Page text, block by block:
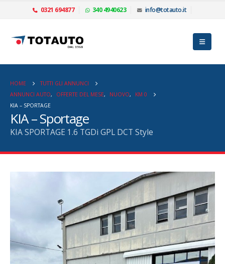
0321 694877 340 4940623 info@totauto.it
HOME
TUTTI GLI ANNUNCI
ANNUNCI AUTO, OFFERTE DEL MESE, NUOVO,
KM 0
KIA – SPORTAGE
KIA – Sportage
KIA SPORTAGE 1.6 TGDi GPL DCT Style